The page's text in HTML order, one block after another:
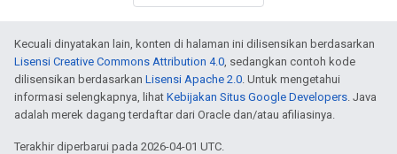
Kecuali dinyatakan lain, konten di halaman ini dilisensikan berdasarkan
Lisensi Creative Commons Attribution 4.0, sedangkan contoh kode
dilisensikan berdasarkan Lisensi Apache 2.0. Untuk mengetahui
informasi selengkapnya, lihat Kebijakan Situs Google Developers. Java
adalah merek dagang terdaftar dari Oracle dan/atau afiliasinya.
Terakhir diperbarui pada 2026-04-01 UTC.